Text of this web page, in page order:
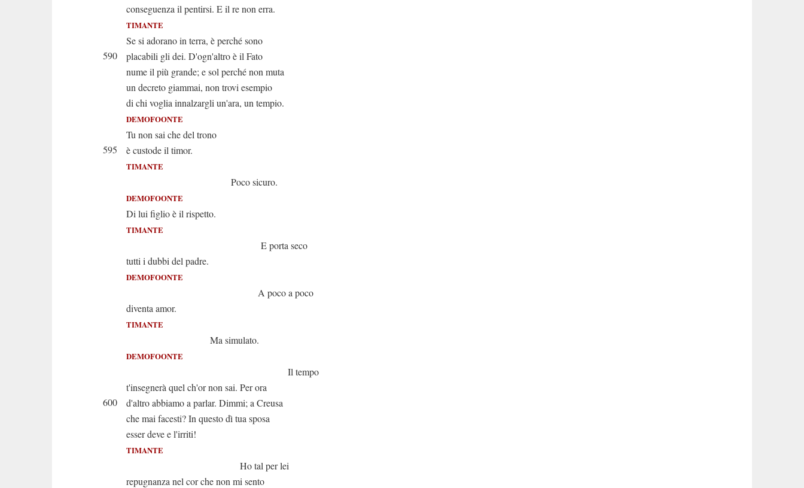
conseguenza il pentirsi. E il re non erra.
TIMANTE
Se si adorano in terra, è perché sono
590
placabili gli dei. D'ogn'altro è il Fato
nume il più grande; e sol perché non muta
un decreto giammai, non trovi esempio
di chi voglia innalzargli un'ara, un tempio.
DEMOFOONTE
Tu non sai che del trono
595
è custode il timor.
TIMANTE
Poco sicuro.
DEMOFOONTE
Di lui figlio è il rispetto.
TIMANTE
E porta seco
tutti i dubbi del padre.
DEMOFOONTE
A poco a poco
diventa amor.
TIMANTE
Ma simulato.
DEMOFOONTE
Il tempo
t'insegnerà quel ch'or non sai. Per ora
600
d'altro abbiamo a parlar. Dimmi; a Creusa
che mai facesti? In questo dì tua sposa
esser deve e l'irriti!
TIMANTE
Ho tal per lei
repugnanza nel cor che non mi sento